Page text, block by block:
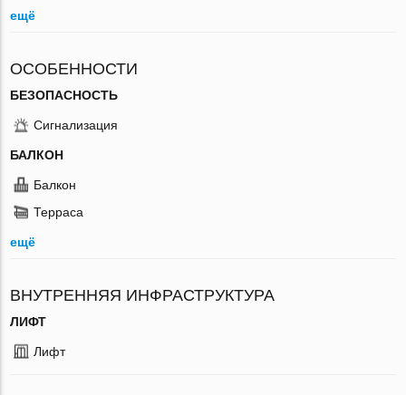
ещё
ОСОБЕННОСТИ
БЕЗОПАСНОСТЬ
Сигнализация
БАЛКОН
Балкон
Терраса
ещё
ВНУТРЕННЯЯ ИНФРАСТРУКТУРА
ЛИФТ
Лифт